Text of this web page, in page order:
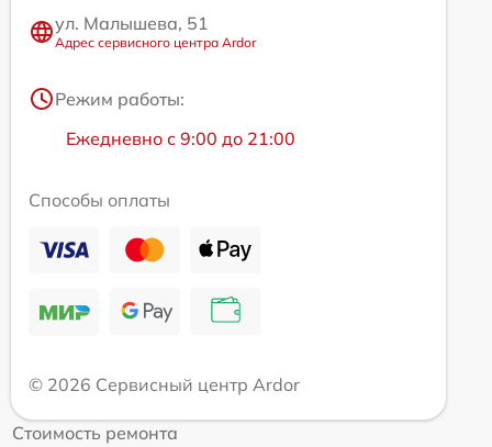
ул. Малышева, 51
Адрес сервисного центра Ardor
Режим работы:
Ежедневно с 9:00 до 21:00
Способы оплаты
© 2026 Сервисный центр Ardor
Стоимость ремонта